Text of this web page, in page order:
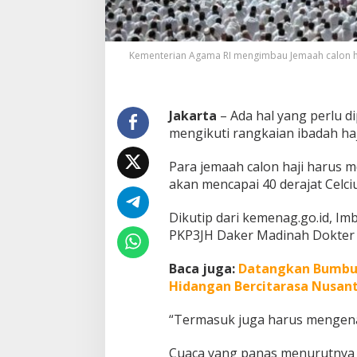
,
J
e
m
C
n
H
j
i
W
j
i
e
Kementerian Agama RI mengimbau Jemaah
Jakarta – Ada hal yang perlu
mengikuti rangkaian ibadah
Para jemaah calon haji harus
akan mencapai 40 derajat
Dikutip dari kemenag.go.id,
PKP3JH Daker Madinah
Baca juga: Datangkan
Hidangan Bercitarasa
“Termasuk juga harus
Cuaca yang panas